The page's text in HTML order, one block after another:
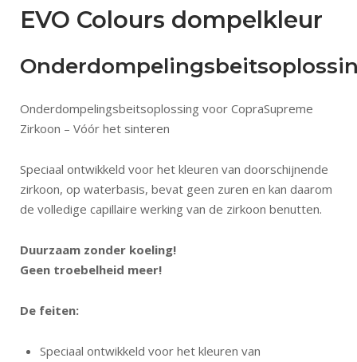
EVO Colours dompelkleur
Onderdompelingsbeitsoplossing voor CopraSupreme
Zirkoon – Vóór het sinteren
Speciaal ontwikkeld voor het kleuren van doorschijnende
zirkoon, op waterbasis, bevat geen zuren en kan daarom
de volledige capillaire werking van de zirkoon benutten.
Duurzaam zonder koeling!
Geen troebelheid meer!
De feiten:
Speciaal ontwikkeld voor het kleuren van